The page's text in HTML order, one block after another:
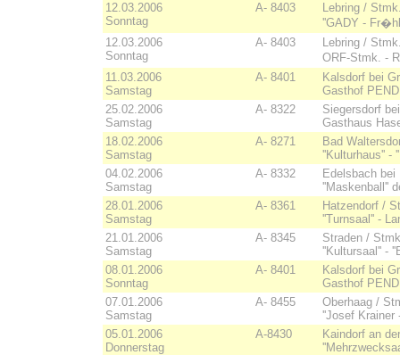
12.03.2006
Sonntag
A- 8403
Lebring /
''GADY -
12.03.2006
Sonntag
A- 8403
Lebring /
ORF-Stmk. -
11.03.2006
Samstag
A- 8401
Kalsdorf bei
Gasthof
25.02.2006
Samstag
A- 8322
Siegersdorf
Gasthaus
18.02.2006
Samstag
A- 8271
Bad
''Kulturhaus'' -
04.02.2006
Samstag
A- 8332
Edelsbach
''Maskenball''
28.01.2006
Samstag
A- 8361
Hatzendorf /
''Turnsaal'' -
21.01.2006
Samstag
A- 8345
Straden /
''Kultursaal'' -
08.01.2006
Sonntag
A- 8401
Kalsdorf bei
Gasthof
07.01.2006
Samstag
A- 8455
Oberhaag /
''Josef Krainer
05.01.2006
Donnerstag
A-8430
Kaindorf an